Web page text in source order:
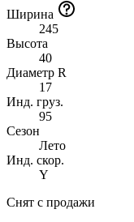
Ширина
245
Высота
40
Диаметр R
17
Инд. груз.
95
Сезон
Лето
Инд. скор.
Y
Снят с продажи